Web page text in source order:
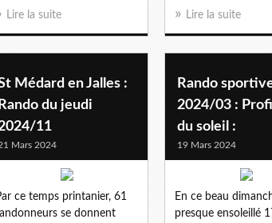
Lire la suite
Lire la suite
Médard en Jalles :
Rando du jeudi
11
Mars 2024
ce temps printanier, 61
se donnent
Rando
2024/03 :
du soleil :
19 Mars 2024
En ce beau
presque ensoleillé